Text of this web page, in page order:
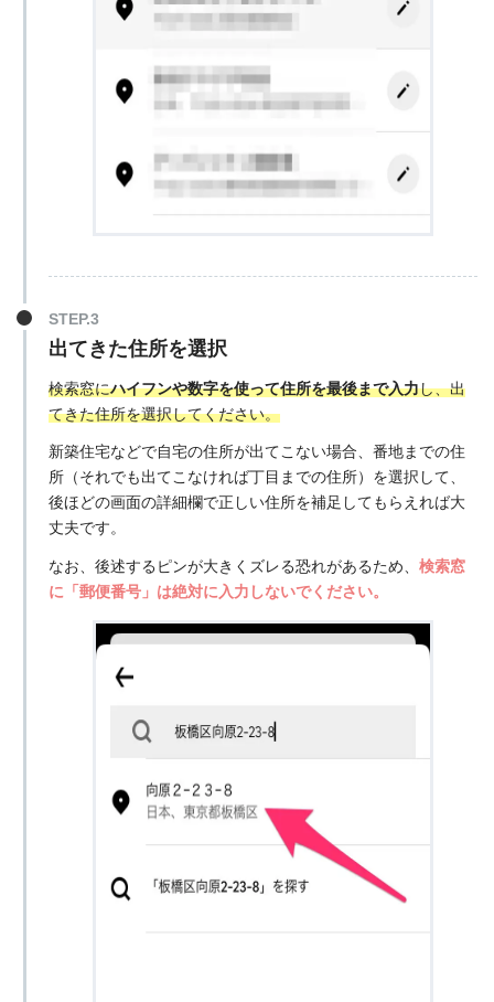
出てきた住所を選択
検索窓にハイフンや数字を使って住所を最後まで入力し、出
てきた住所を選択してください。
新築住宅などで自宅の住所が出てこない場合、番地までの住
所（それでも出てこなければ丁目までの住所）を選択して、
後ほどの画面の詳細欄で正しい住所を補足してもらえれば大
丈夫です。
なお、後述するピンが大きくズレる恐れがあるため、 検索窓
に「郵便番号」は絶対に入力しないでください。